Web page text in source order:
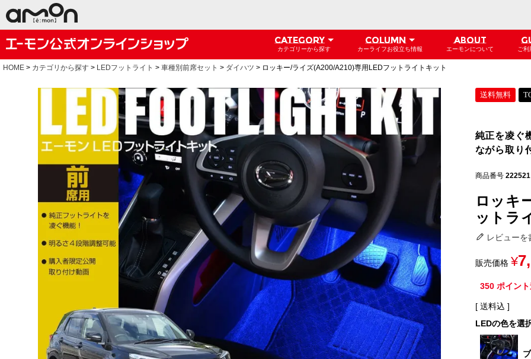
CATEGORY
カテゴリーから探す
COLUMN
カーライフお役立ち情報
ABOUT
エーモンについて ご
HOME カテゴリから探す LEDフットライト 車種別前席セット ダイハツ ロッキー/ライズ(A200/A210)専用LEDフットライトキット
送料無料
純正を凌ぐ
ながら取り
商品番号 222521
ロッキ
ットラ
レビューを
販売価格 ¥
350 ポイン
送料込
LEDの色を選